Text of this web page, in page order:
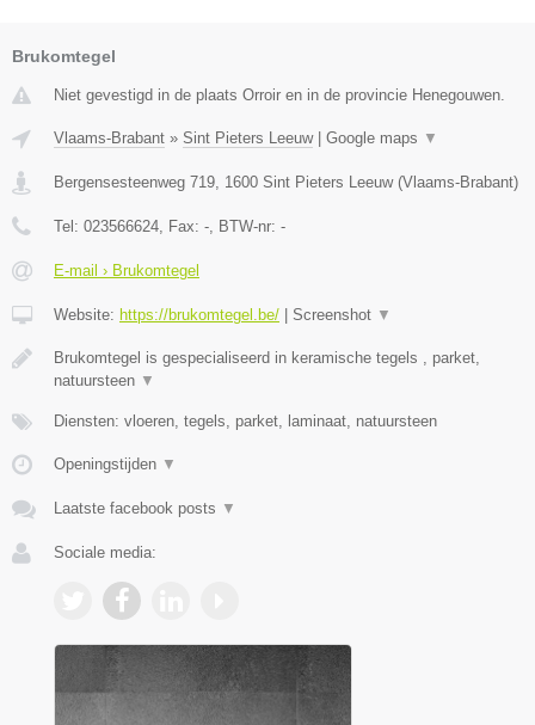
Brukomtegel
Niet gevestigd in de plaats Orroir en in de provincie Henegouwen.
Vlaams-Brabant » Sint Pieters Leeuw| Google maps ▼
Bergensesteenweg 719 1600 Sint Pieters Leeuw(Vlaams-Brabant)
Tel: 023566624 , Fax: - , BTW-nr: -
E-mail › Brukomtegel
Website: https://brukomtegel.be/ Screenshot ▼
Brukomtegel is gespecialiseerd in keramische tegels , parket,
natuursteen ▼
Diensten: vloeren, tegels, parket, laminaat, natuursteen
Openingstijden ▼
Laatste facebook posts ▼
Sociale media: